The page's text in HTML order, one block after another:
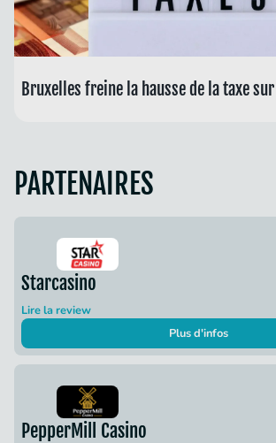
Bruxelles freine la hausse de la taxe
PARTENAIRES
Starcasino
Lire la review
Plus d'infos
PepperMill Casino